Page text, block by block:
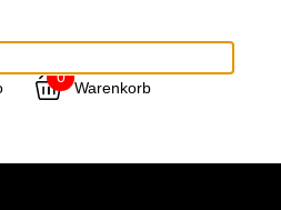
0
Warenkorb